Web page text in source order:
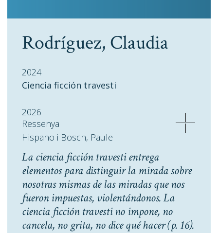
Rodríguez, Claudia
2024
Ciencia ficción travesti
2026
Ressenya
Hispano i Bosch, Paule
La ciencia ficción travesti entrega
elementos para distinguir la mirada sobre
nosotras mismas de las miradas que nos
fueron impuestas, violentándonos. La
ciencia ficción travesti no impone, no
cancela, no grita, no dice qué hacer(p. 16).